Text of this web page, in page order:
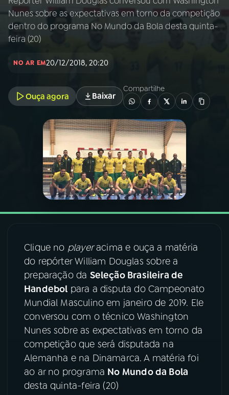
01INÍCIO
PROGRAMAS
PODCASTS
VIDEOCASTS
08FESTIVAL DE MÚSICA
ACOMPANHE A RÁDIO NACIONAL
YouTube Facebook
Instagram X
TikTok
Nunes sobre as expectativas em torno da competição
dentro do programa No Mundo da Bola desta quinta-
feira (20)
NO AR EM20/12/2018, 20:20
Ouça agora Baixar
Compartilhe
Clique no playeracima e ouça a matéria
do repórter William Douglas sobre a
preparação da Seleção Brasileira de
Handebol para a disputa do Campeonato
Mundial Masculino em janeiro de 2019. Ele
conversou com o técnico Washington
Nunes sobre as expectativas em torno da
competição que será disputada na
Alemanha e na Dinamarca. A matéria foi
ao ar no programa No Mundo da Bola
desta quinta-feira (20)